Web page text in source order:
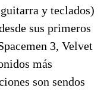
y teclados)
sus primeros
3, Velvet
más
son sendos